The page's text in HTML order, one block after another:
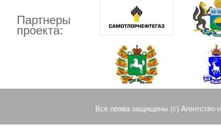
Партнеры
проекта:
Все права защищены (c) Агентство